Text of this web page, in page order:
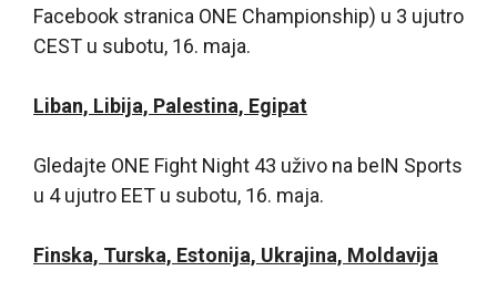
Facebook stranica ONE Championship) u 3 ujutro
CEST u subotu, 16. maja.
Liban, Libija, Palestina, Egipat
Gledajte ONE Fight Night 43 uživo na beIN Sports
u 4 ujutro EET u subotu, 16. maja.
Finska, Turska, Estonija, Ukrajina, Moldavija